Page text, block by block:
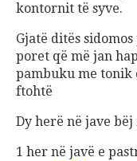
kontornit të syve.
Gjatë ditës
poret që më jan
pambuku me tonik
ftohtë
Dy herë në jave bëj
1 her në javë e